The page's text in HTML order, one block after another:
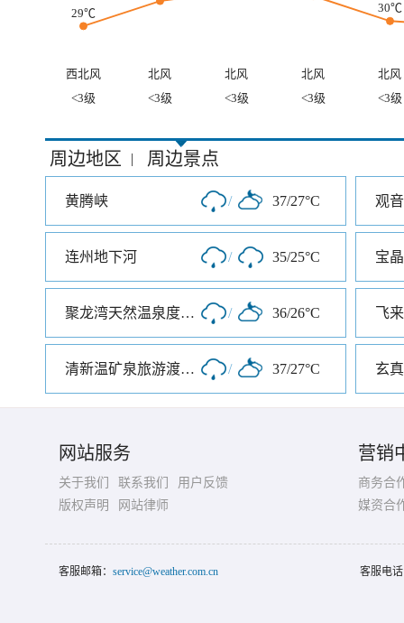
29℃
30℃
西北风 北风 北风 北风
北风
<3级
<3级 <3级 <3级 <3级
周边地区 | 周边景点
黄腾峡 / 37/27°C 观
连州地下河 / 35/25°C 宝
聚龙湾天然温泉度假村 / 36/26°C
清新温矿泉旅游渡假区 / 37/27°C
网站服务
关于我们 联系我们
用户反馈
版权声明
网站律师
营销
商务合
媒资合
客服邮箱： service@weather.com.cn 客服电